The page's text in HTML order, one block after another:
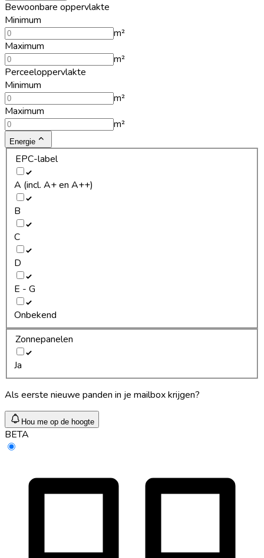
Bewoonbare oppervlakte
Minimum
m²
Maximum
m²
Perceeloppervlakte
Minimum
m²
Maximum
m²
Energie
EPC-label
A (incl. A+ en A++)
B
C
D
E - G
Onbekend
Zonnepanelen
Ja
Als eerste nieuwe panden in je mailbox krijgen?
Hou me op de hoogte
BETA